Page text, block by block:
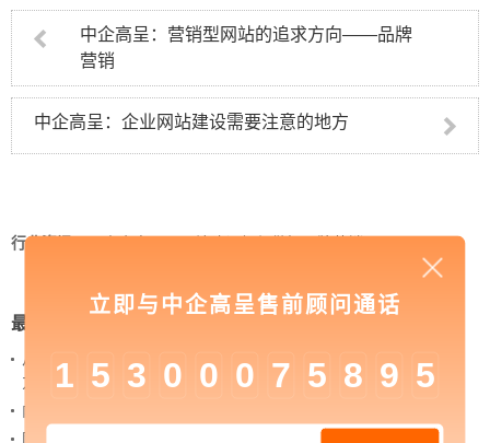
中企高呈：营销型网站的追求方向——品牌
营销
中企高呈：企业网站建设需要注意的地方
行业资讯
最新新闻
从 “黑神话：悟空” 的成功，看企业网站如何撬动品牌
力量
内容管理：媒体资讯网站搭建的隐藏大BOSS
网站进化的终极形态，你了解吗？
立即与中企高呈售前顾问通话
1 5 3 0 0 0 7 5 8 9 5